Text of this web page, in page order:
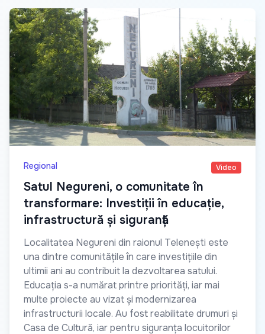
Regional Video
Satul Negureni, o comunitate în
transformare: Investiții în educație,
infrastructură și siguranță
Localitatea Negureni din raionul Telenești este
una dintre comunitățile în care investițiile din
ultimii ani au contribuit la dezvoltarea satului.
Educația s-a numărat printre priorități, iar mai
multe proiecte au vizat și modernizarea
infrastructurii locale. Au fost reabilitate drumuri și
Casa de Cultură, iar pentru siguranța locuitorilor